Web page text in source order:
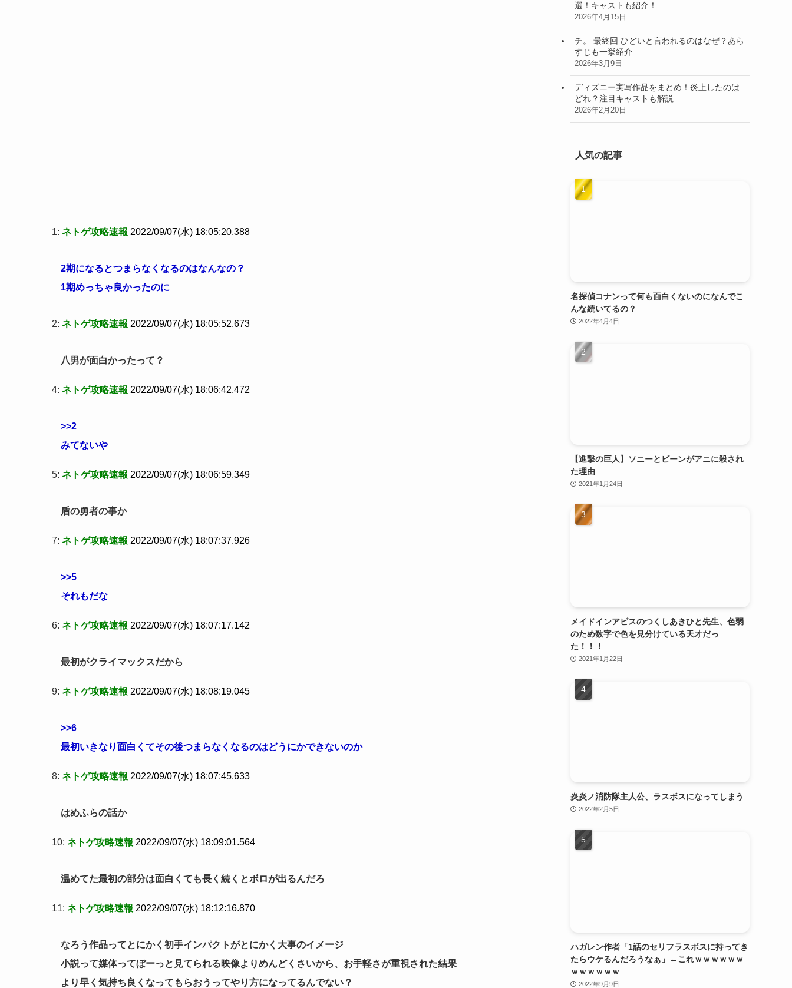
1: ネトゲ攻略速報 2022/09/07(水) 18:05:20.388
2期になるとつまらなくなるのはなんなの？
1期めっちゃ良かったのに
2: ネトゲ攻略速報 2022/09/07(水) 18:05:52.673
八男が面白かったって？
4: ネトゲ攻略速報 2022/09/07(水) 18:06:42.472
>>2
みてないや
5: ネトゲ攻略速報 2022/09/07(水) 18:06:59.349
盾の勇者の事か
7: ネトゲ攻略速報 2022/09/07(水) 18:07:37.926
>>5
それもだな
6: ネトゲ攻略速報 2022/09/07(水) 18:07:17.142
最初がクライマックスだから
9: ネトゲ攻略速報 2022/09/07(水) 18:08:19.045
>>6
最初いきなり面白くてその後つまらなくなるのはどうにかできないのか
8: ネトゲ攻略速報 2022/09/07(水) 18:07:45.633
はめふらの話か
10: ネトゲ攻略速報 2022/09/07(水) 18:09:01.564
温めてた最初の部分は面白くても長く続くとボロが出るんだろ
11: ネトゲ攻略速報 2022/09/07(水) 18:12:16.870
なろう作品ってとにかく初手インパクトがとにかく大事のイメージ
小説って媒体ってぼーっと見てられる映像よりめんどくさいから、お手軽さが重視された結果
より早く気持ち良くなってもらおうってやり方になってるんでない？
選！キャストも紹介！
2026年4月15日
チ。 最終回 ひどいと言われるのはなぜ？あら
すじも一挙紹介
2026年3月9日
ディズニー実写作品をまとめ！炎上したのは
どれ？注目キャストも解説
2026年2月20日
人気の記事
名探偵コナンって何も面白くないのになんでこ
んな続いてるの？
2022年4月4日
【進撃の巨人】ソニーとビーンがアニに殺され
た理由
2021年1月24日
メイドインアビスのつくしあきひと先生、色弱
のため数字で色を見分けている天才だっ
た！！！
2021年1月22日
炎炎ノ消防隊主人公、ラスボスになってしまう
2022年2月5日
ハガレン作者「1話のセリフラスボスに持ってき
たらウケるんだろうなぁ」←これｗｗｗｗｗｗ
ｗｗｗｗｗｗ
2022年9月9日